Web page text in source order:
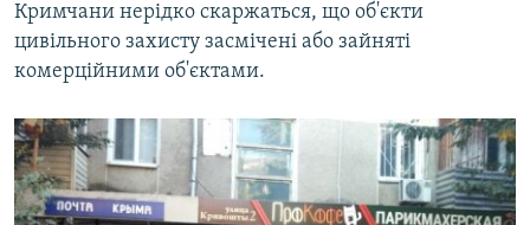
Кримчани нерідко скаржаться, що об'єкти
цивільного захисту засмічені або зайняті
комерційними об'єктами.